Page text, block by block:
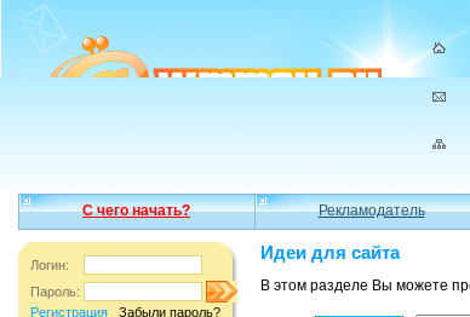
С чего начать? Рекламодатель
Логин:
Пароль:
Регистрация
Забыли пароль?
Идеи для сайта
В этом разделе Вы можете